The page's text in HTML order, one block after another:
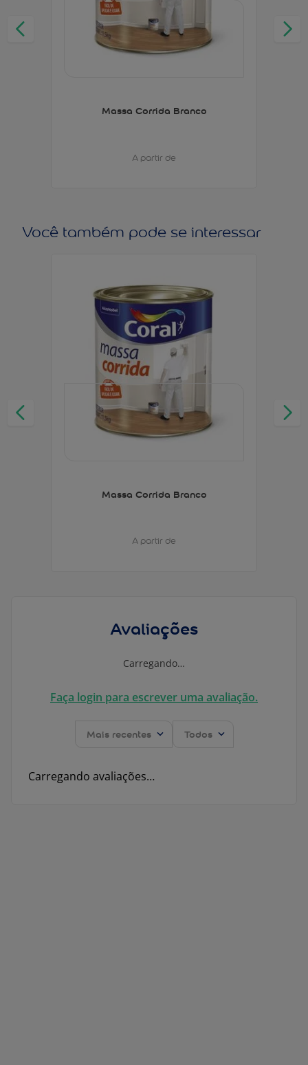
Massa Corrida Branco
A partir de
Você também pode se interessar
Massa Corrida Branco
A partir de
Avaliações
Carregando…
Faça login para escrever uma avaliação.
Mais recentes Todos
Carregando avaliações…